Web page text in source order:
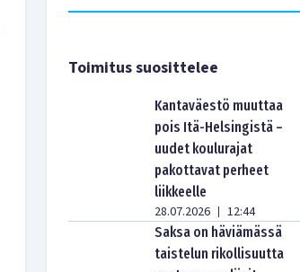
Toimitus suosittelee
Kantaväestö muuttaa
pois Itä-Helsingistä –
uudet koulurajat
pakottavat perheet
liikkeelle
28.07.2026 | 12:44
Saksa on häviämässä
taistelun rikollisuutta